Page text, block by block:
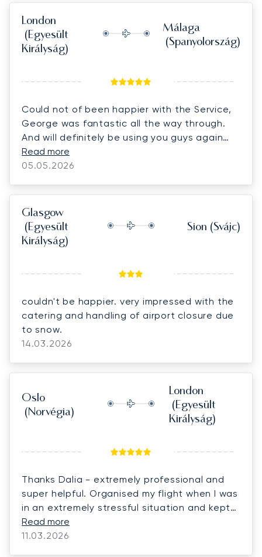
London
(Egyesült
Királyság)
Málaga
(Spanyolország)
Could not of been happier with the Service,
George was fantastic all the way through.
And will definitely be using you guys again
thank you.
Read more
05.05.2026
Glasgow
(Egyesült
Királyság)
Sion (Svájc)
couldn't be happier. very impressed with the
catering and handling of airport closure due
to snow.
14.03.2026
Oslo
(Norvégia)
London
(Egyesült
Királyság)
Thanks Dalia - extremely professional and
super helpful. Organised my flight when I was
in an extremely stressful situation and kept
me calm.
Read more
11.03.2026